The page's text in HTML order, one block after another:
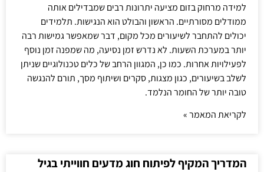
למידה מרחוק בזום מציעה יתרונות רבים שמבדילים אותה
ממודלים מסורתיים. הראשון והבולט הוא הנגישות. תלמידים
יכולים להתחבר לשיעורים מכל מקום, דבר שמאפשר גמישות רבה
יותר במערכת השעות. לא נדרש זמן נסיעה, מה שמפנה זמן נוסף
לפעילויות אחרות. כמו כן, המגוון הרחב של כלים טכנולוגיים שניתן
לשלב בשיעורים, כגון מצגות, סקרים ושיתוף מסך, תורם להנגשה
טובה יותר של החומר הנלמד.
לקריאת המאמר »
המדריך המקיף לפיתוח חוג מדעים חווייתי בגיל